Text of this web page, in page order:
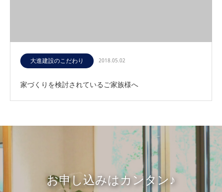
大進建設のこだわり 2018.05.02
家づくりを検討されているご家族様へ
お申し込みはカンタン♪